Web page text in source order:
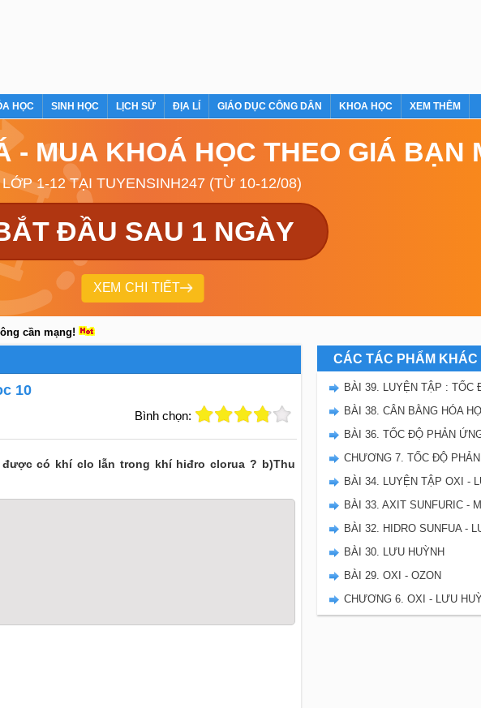
HỌC SINH HỌC LỊCH SỬ ĐỊA LÍ GIÁO DỤC CÔNG DÂN KHOA HỌC XEM THÊM
- MUA KHOÁ HỌC THEO GIÁ BẠN
1-12 TẠI TUYENSINH247 (TỪ 10-12/08)
ĐẦU SAU 1 NGÀY
XEM CHI TIẾT
cần mạng!
10
Bình chọn:
có khí clo lẫn trong khí hiđro clorua ? b)Thu
CÁC TÁC PHẨM KHÁC
BÀI 38. CÂN BẰNG HÓA
BÀI 36. TỐC ĐỘ PHẢN
BÀI 34. LUYỆN TẬP OXI -
BÀI 33. AXIT SUNFURIC -
BÀI 30. LƯU HUỲNH
BÀI 29. OXI - OZON
CHƯƠNG 6. OXI - LƯU